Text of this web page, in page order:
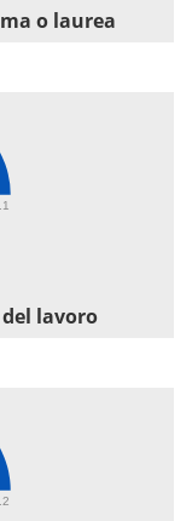
o laurea
lavoro